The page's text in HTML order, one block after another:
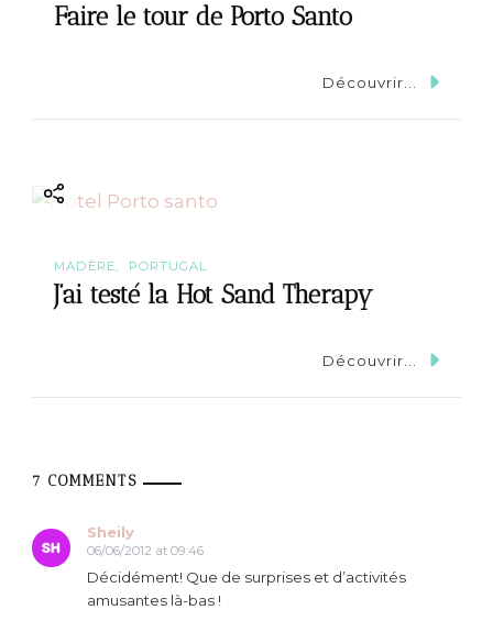
Faire le tour de Porto Santo
Découvrir...
MADÈRE PORTUGAL
J’ai testé la Hot Sand Therapy
Découvrir...
7 COMMENTS
Sheily
06/06/2012 at 09:46
Décidément! Que de surprises et d’activités
amusantes là-bas !